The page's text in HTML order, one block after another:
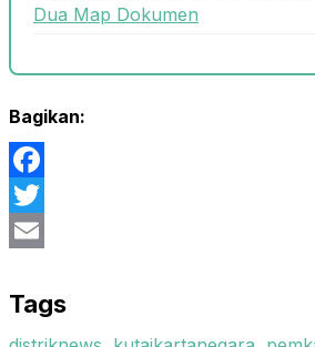
Dua Map Dokumen
Bagikan:
Facebook
Twitter
Tags